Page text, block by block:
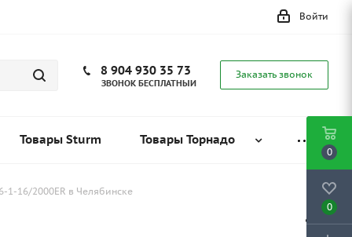
Войти
8 904 930 35 73
ЗВОНОК БЕСПЛАТНЫЙ
Заказать звонок
Товары Sturm Товары Торнадо
1-16/2000ER в Челябинске
0
0